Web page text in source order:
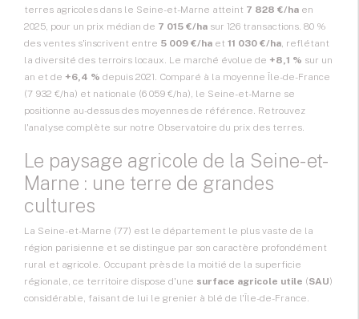
terres agricoles dans le Seine-et-Marne atteint 7 828 €/ha en
2025, pour un prix médian de 7 015 €/ha sur 126 transactions. 80 %
des ventes s'inscrivent entre 5 009 €/ha et 11 030 €/ha, reflétant
la diversité des terroirs locaux. Le marché évolue de +8,1 % sur un
an et de +6,4 % depuis 2021. Comparé à la moyenne Île-de-France
(7 932 €/ha) et nationale (6 059 €/ha), le Seine-et-Marne se
positionne au-dessus des moyennes de référence. Retrouvez
l'analyse complète sur notre Observatoire du prix des terres.
Le paysage agricole de la Seine-et-
Marne : une terre de grandes
cultures
La Seine-et-Marne (77) est le département le plus vaste de la
région parisienne et se distingue par son caractère profondément
rural et agricole. Occupant près de la moitié de la superficie
régionale, ce territoire dispose d'une surface agricole utile (SAU)
considérable, faisant de lui le grenier à blé de l'Île-de-France.